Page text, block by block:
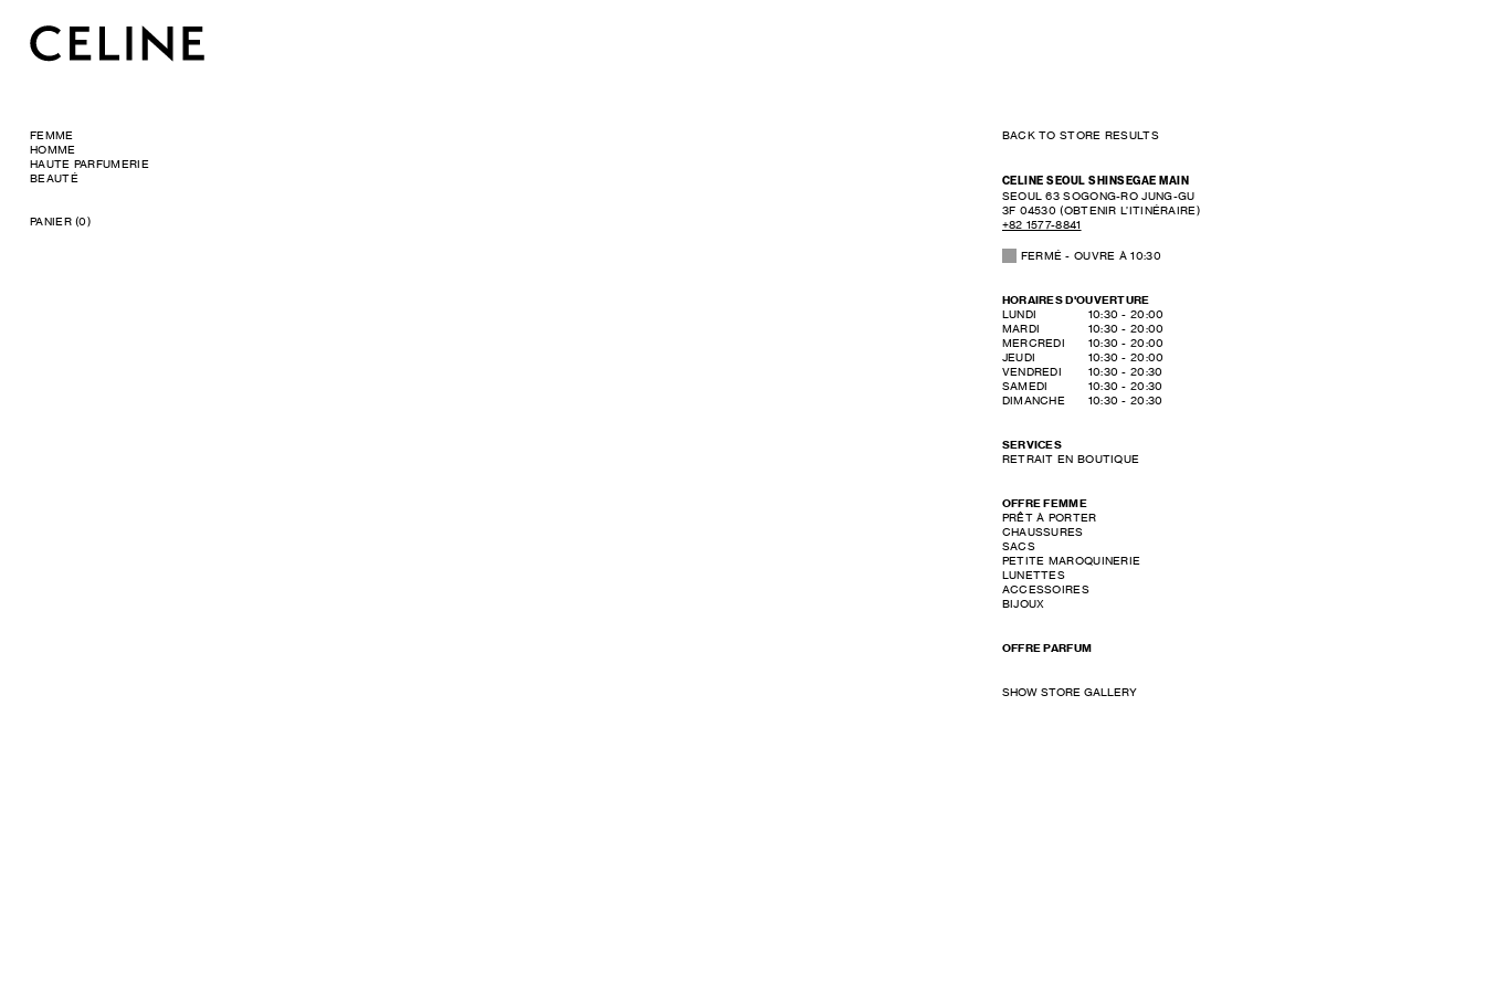
FEMME
HOMME
HAUTE PARFUMERIE
BEAUTÉ
PANIER (0)
BACK TO STORE RESULTS
CELINE SEOUL SHINSEGAE MAIN
SEOUL
63 SOGONG-RO JUNG-GU
3F 04530 (OBTENIR L’ITINÉRAIRE)
+82 1577-8841
FERMÉ - OUVRE À10:30
HORAIRES D'OUVERTURE
DAY OF THE WEEKHOURS
LUNDI 10:30 -20:00
MARDI
10:30 -20:00
MERCREDI
10:30 -20:00
JEUDI
10:30 -20:00
VENDREDI
10:30 -20:30
SAMEDI
10:30 -20:30
DIMANCHE
10:30 -20:30
SERVICES
RETRAIT EN BOUTIQUE
OFFRE FEMME
PRÊT À PORTER
CHAUSSURES
SACS
PETITE MAROQUINERIE
LUNETTES
ACCESSOIRES
BIJOUX
OFFRE PARFUM
SHOW STORE GALLERY